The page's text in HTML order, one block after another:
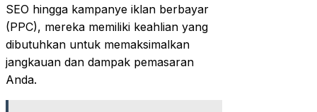
SEO hingga kampanye iklan berbayar
(PPC), mereka memiliki keahlian yang
dibutuhkan untuk memaksimalkan
jangkauan dan dampak pemasaran
Anda.